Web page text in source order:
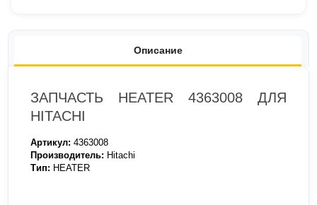
Описание
ЗАПЧАСТЬ HEATER 4363008 ДЛЯ
HITACHI
Артикул: 4363008
Производитель: Hitachi
Тип: HEATER